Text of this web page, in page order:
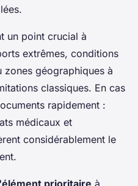
un point crucial à
extrêmes, conditions
zones géographiques à
classiques. En cas
rapidement :
médicaux et
considérablement le
prioritaire à